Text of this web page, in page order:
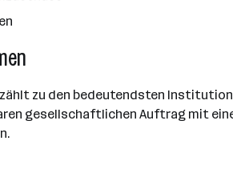
zählt zu den bedeutendsten
gesellschaftlichen Auftrag mit